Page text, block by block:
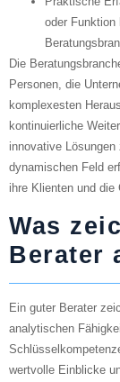
oder Funktion
Die
Personen, die
komplexesten
kontinuierliche
innovative
dynamischen Feld
ihre Klienten und
Was
Berater
Ein guter Berater
analytischen
wertvolle Einblicke